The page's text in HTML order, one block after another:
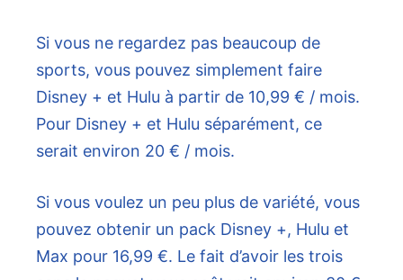
Si vous ne regardez pas beaucoup de
sports, vous pouvez simplement faire
Disney + et Hulu à partir de 10,99 € / mois.
Pour Disney + et Hulu séparément, ce
serait environ 20 € / mois.
Si vous voulez un peu plus de variété, vous
pouvez obtenir un pack Disney +, Hulu et
Max pour 16,99 €. Le fait d’avoir les trois